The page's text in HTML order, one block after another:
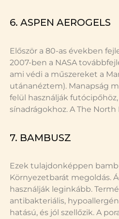
6. ASPEN AEROGELS
Először a 80-as években
2007-ben a NASA
ami védi a műszereket a
utánanéztem). Manapság
felül használják
sínadrágokhoz. A The North
7. BAMBUSZ
Ezek tulajdonképpen
Környezetbarát megoldás.
használják leginkább.
antibakteriális,
hatású, és jól szellőzik. A